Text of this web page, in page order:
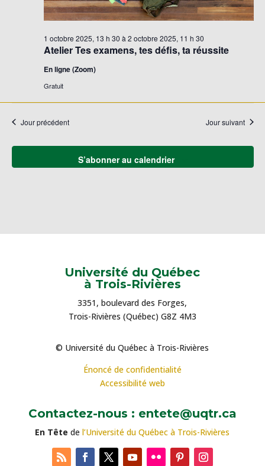
Atelier Tes examens, tes défis, ta réussite
1 octobre 2025, 13 h 30 à 2 octobre 2025, 11 h 30
En ligne (Zoom)
Gratuit
Jour précédent Jour suivant
S’abonner au calendrier
Université du Québec
à Trois-Rivières
3351, boulevard des Forges,
Trois-Rivières (Québec) G8Z 4M3
© Université du Québec à Trois-Rivières
Énoncé de confidentialité
Accessibilité web
Contactez-nous : entete@uqtr.ca
En Tête del’Université du Québec à Trois-Rivières